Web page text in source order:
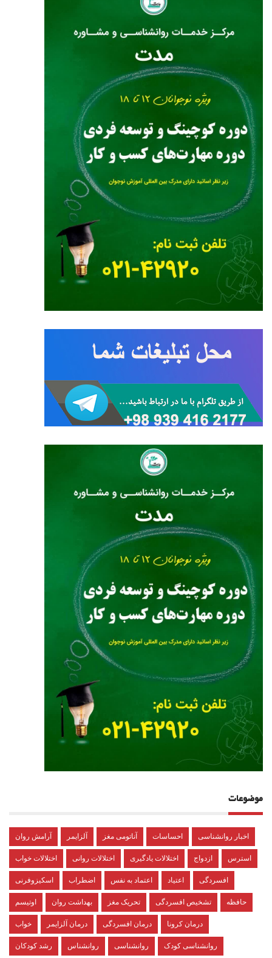
موضوعات
آرامش روان آلزایمر آناتومی مغز احساسات اخبار روانشناسی
اختلالات خواب اختلالات روانی اختلالات یادگیری ازدواج استرس
اسکیزوفرنی اضطراب اعتماد به نفس اعتیاد افسردگی
اوتیسم بهداشت روان تحریک مغز تشخیص افسردگی حافظه
خواب درمان آلزایمر درمان افسردگی درمان کرونا
رشد کودکان روانشناس روانشناسی روانشناسی کودک